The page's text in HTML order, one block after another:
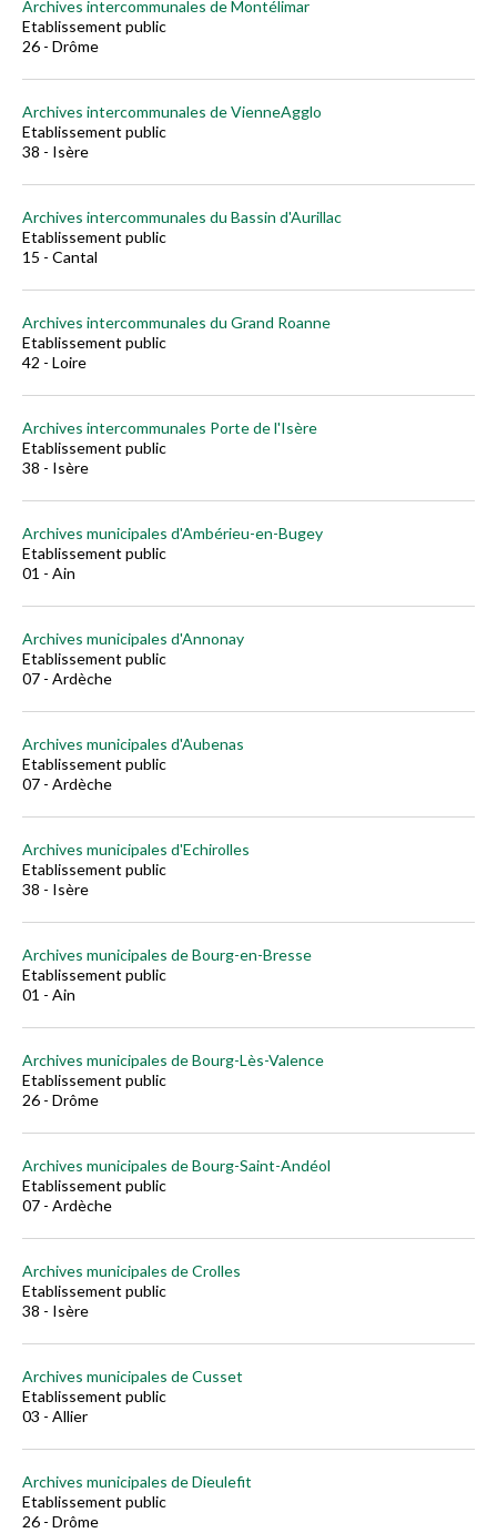
Archives intercommunales de Montélimar
Etablissement public
26 - Drôme
Archives intercommunales de VienneAgglo
Etablissement public
38 - Isère
Archives intercommunales du Bassin d'Aurillac
Etablissement public
15 - Cantal
Archives intercommunales du Grand Roanne
Etablissement public
42 - Loire
Archives intercommunales Porte de l'Isère
Etablissement public
38 - Isère
Archives municipales d'Ambérieu-en-Bugey
Etablissement public
01 - Ain
Archives municipales d'Annonay
Etablissement public
07 - Ardèche
Archives municipales d'Aubenas
Etablissement public
07 - Ardèche
Archives municipales d'Echirolles
Etablissement public
38 - Isère
Archives municipales de Bourg-en-Bresse
Etablissement public
01 - Ain
Archives municipales de Bourg-Lès-Valence
Etablissement public
26 - Drôme
Archives municipales de Bourg-Saint-Andéol
Etablissement public
07 - Ardèche
Archives municipales de Crolles
Etablissement public
38 - Isère
Archives municipales de Cusset
Etablissement public
03 - Allier
Archives municipales de Dieulefit
Etablissement public
26 - Drôme